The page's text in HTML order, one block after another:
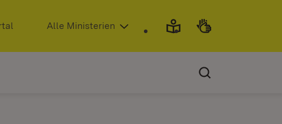
(Öffnet in neuem Fenster)
Alle Ministerien